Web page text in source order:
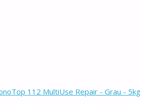
112 MultiUse Repair - Grau - 5kg